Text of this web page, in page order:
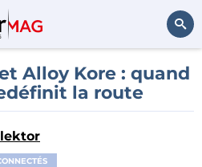
Rechercher
Alloy Kore : quand
la route